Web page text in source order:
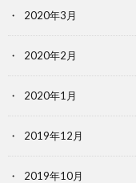
2020年3月
2020年2月
2020年1月
2019年12月
2019年10月